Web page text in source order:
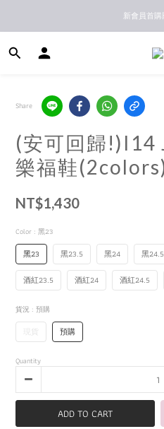
新馬港澳順
新會員首
新馬港澳順
Share
(安可回歸!)I14
樂福鞋
NT$1,430
Color : 黑23
黑23 黑23.5 黑24 黑24.5
酒紅23.5 酒紅24 酒紅24.5
貨況 : 預購
現貨 預購
Quantity
ADD TO CART